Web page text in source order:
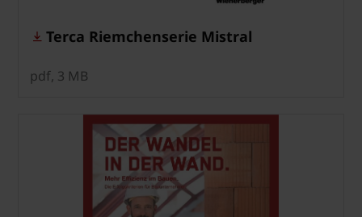
Terca Riemchenserie Mistral
pdf, 3 MB